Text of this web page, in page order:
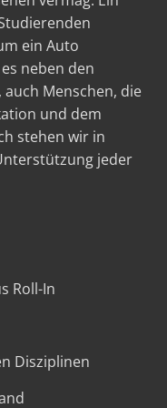
ein Auto
neben den
Menschen, die
und dem
stehen wir in
jeder
Roll-In
Disziplinen